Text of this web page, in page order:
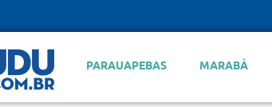
PARAUAPEBAS MARABÁ